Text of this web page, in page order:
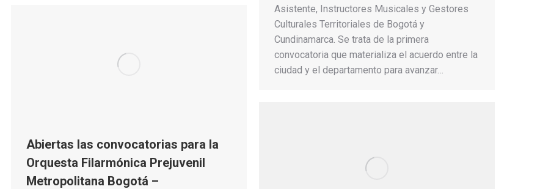
Asistente, Instructores Musicales y Gestores
Culturales Territoriales de Bogotá y
Cundinamarca. Se trata de la primera
convocatoria que materializa el acuerdo entre la
ciudad y el departamento para avanzar…
Abiertas las convocatorias para la
Orquesta Filarmónica Prejuvenil
Metropolitana Bogotá –